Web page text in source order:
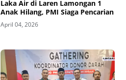
Laka Air di Laren Lamongan 1
Anak Hilang, PMI Siaga Pencarian
April 04, 2026